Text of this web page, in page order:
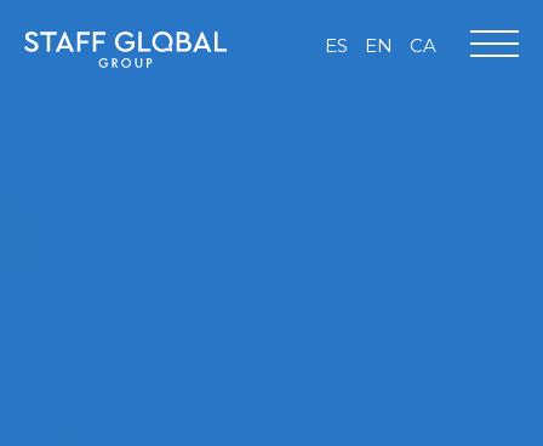
ES EN CA